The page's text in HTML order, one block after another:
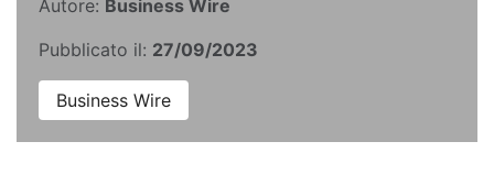
Autore: Business Wire
Pubblicato il: 27/09/2023
Business Wire